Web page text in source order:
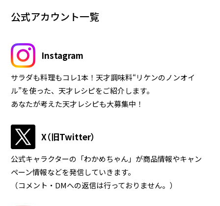
企業情報
お問い合わせ
公式アカウント一覧
Instagram
サラダも料理もコレ1本！天才調味料“リケンのノンオイ
ル”を使った、天才レシピをご紹介します。
あなたが考えた天才レシピも大募集中！
X（旧Twitter）
公式キャラクターの「わかめちゃん」が商品情報やキャン
ペーン情報などを発信していきます。
（コメント・DMへの返信は行っておりません。）